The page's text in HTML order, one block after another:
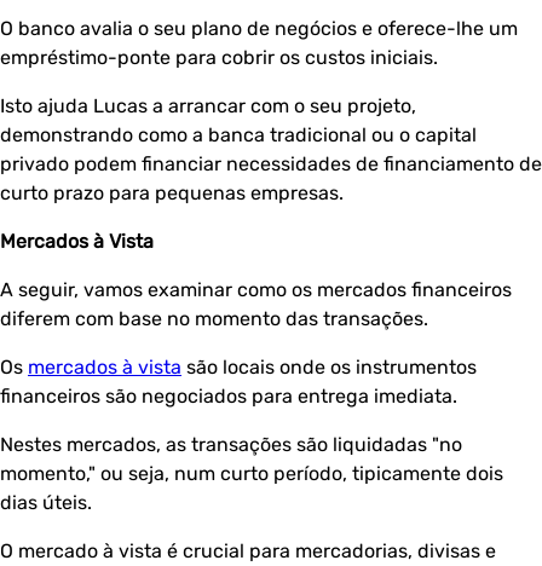
O banco avalia o seu plano de negócios e oferece-lhe um
empréstimo-ponte para cobrir os custos iniciais.
Isto ajuda Lucas a arrancar com o seu projeto,
demonstrando como a banca tradicional ou o capital
privado podem financiar necessidades de financiamento de
curto prazo para pequenas empresas.
Mercados à Vista
A seguir, vamos examinar como os mercados financeiros
diferem com base no momento das transações.
Os mercados à vista são locais onde os instrumentos
financeiros são negociados para entrega imediata.
Nestes mercados, as transações são liquidadas "no
momento," ou seja, num curto período, tipicamente dois
dias úteis.
O mercado à vista é crucial para mercadorias, divisas e